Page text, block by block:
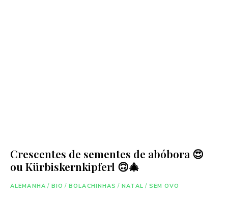
Crescentes de sementes de abóbora 😍
ou Kürbiskernkipferl 🙃🎄
ALEMANHA / BIO / BOLACHINHAS / NATAL / SEM OVO